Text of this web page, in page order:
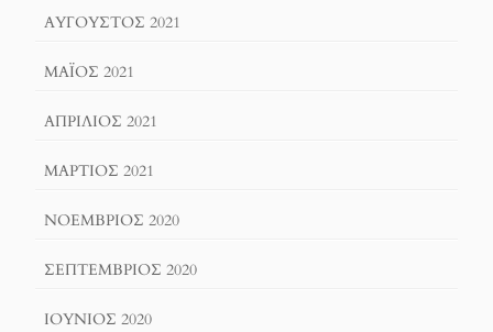
ΑΎΓΟΥΣΤΟΣ 2021
ΜΆΙΟΣ 2021
ΑΠΡΊΛΙΟΣ 2021
ΜΆΡΤΙΟΣ 2021
ΝΟΈΜΒΡΙΟΣ 2020
ΣΕΠΤΈΜΒΡΙΟΣ 2020
ΙΟΎΝΙΟΣ 2020